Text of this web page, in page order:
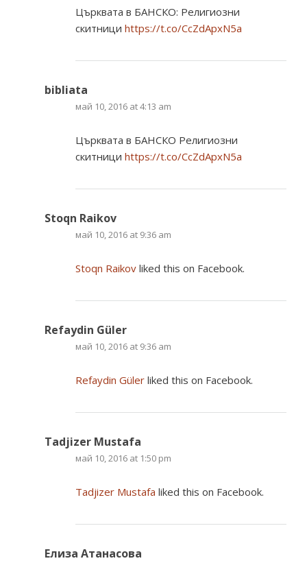
Църквата в БАНСКО: Религиозни
скитници https://t.co/CcZdApxN5a
bibliata
май 10, 2016 at 4:13 am
Църквата в БАНСКО Религиозни
скитници https://t.co/CcZdApxN5a
Stoqn Raikov
май 10, 2016 at 9:36 am
Stoqn Raikov liked this on Facebook.
Refaydin Güler
май 10, 2016 at 9:36 am
Refaydin Güler liked this on Facebook.
Tadjizer Mustafa
май 10, 2016 at 1:50 pm
Tadjizer Mustafa liked this on Facebook.
Елиза Атанасова